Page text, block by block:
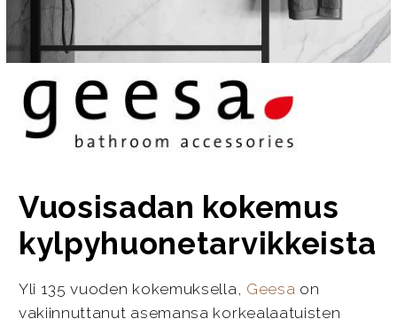
Vuosisadan kokemus
kylpyhuonetarvikkeista
Yli 135 vuoden kokemuksella, Geesa on
vakiinnuttanut asemansa korkealaatuisten